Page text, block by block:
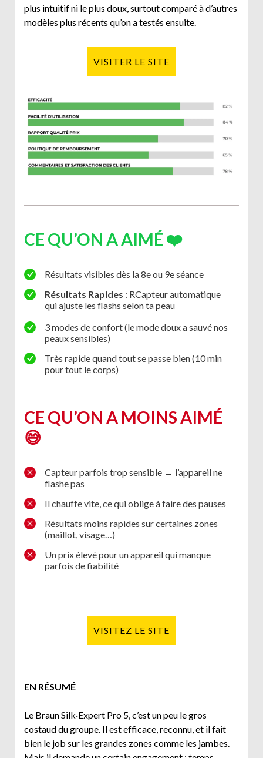
plus intuitif ni le plus doux, surtout comparé à d’autres
modèles plus récents qu’on a testés ensuite.
VISITER LE SITE
CE QU’ON A AIMÉ ❤️
Résultats visibles dès la 8e ou 9e séance
Résultats Rapides : RCapteur automatique
qui ajuste les flashs selon ta peau
3 modes de confort (le mode doux a sauvé nos
peaux sensibles)
Très rapide quand tout se passe bien (10 min
pour tout le corps)
CE QU’ON A MOINS AIMÉ
😅
Capteur parfois trop sensible → l’appareil ne
flashe pas
Il chauffe vite, ce qui oblige à faire des pauses
Résultats moins rapides sur certaines zones
(maillot, visage…)
Un prix élevé pour un appareil qui manque
parfois de fiabilité
VISITEZ LE SITE
EN RÉSUMÉ
Le Braun Silk·Expert Pro 5, c’est un peu le gros
costaud du groupe. Il est efficace, reconnu, et il fait
bien le job sur les grandes zones comme les jambes.